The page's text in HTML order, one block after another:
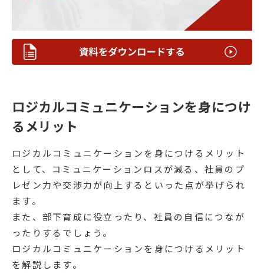
ロジカルコミュニケーションを身につけ
るメリット
ロジカルコミュニケーションを身につけるメリット
として、コミュニケーションロスが減る、社員のプ
レゼン力や交渉力が向上するといった点が挙げられ
ます。
また、部下育成に役立ったり、社員の自信につなが
ったりするでしょう。
ロジカルコミュニケーションを身につけるメリット
を解説します。